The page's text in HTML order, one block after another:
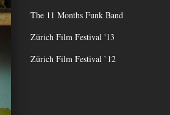
The 11 Months Funk Band
Zürich Film Festival '13
Zürich Film Festival `12